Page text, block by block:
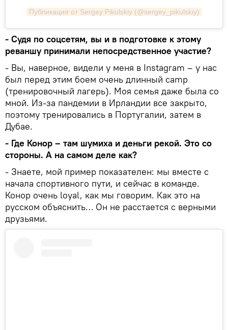
Публикация от Sergey Pikulskiy (@sergey_pikulskiy)
- Судя по соцсетям, вы и в подготовке к этому
реваншу принимали непосредственное участие?
- Вы, наверное, видели у меня в Instagram – у нас
был перед этим боем очень длинный camp
(тренировочный лагерь). Моя семья даже была со
мной. Из-за пандемии в Ирландии все закрыто,
поэтому тренировались в Португалии, затем в
Дубае.
- Где Конор – там шумиха и деньги рекой. Это со
стороны. А на самом деле как?
- Знаете, мой пример показателен: мы вместе с
начала спортивного пути, и сейчас в команде.
Конор очень loyal, как мы говорим. Как это на
русском объяснить… Он не расстается с верными
друзьями.